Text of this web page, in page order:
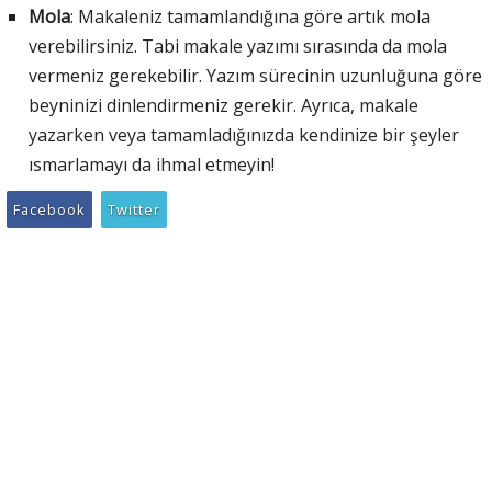
Mola: Makaleniz tamamlandığına göre artık mola
verebilirsiniz. Tabi makale yazımı sırasında da mola
vermeniz gerekebilir. Yazım sürecinin uzunluğuna göre
beyninizi dinlendirmeniz gerekir. Ayrıca, makale
yazarken veya tamamladığınızda kendinize bir şeyler
ısmarlamayı da ihmal etmeyin!
Facebook Twitter